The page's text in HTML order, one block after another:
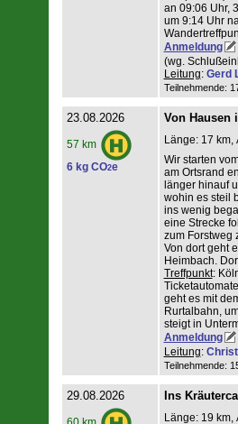
an 09:06 Uhr,
um 9:14 Uhr
Anmeldung
(wg.
Leitung: Gerd
Teilnehmende:
23.08.2026
57 km
6 kg CO2e
Von Hausen
Länge: 17 km,
Wir starten
am Ortsrand
länger hinauf
wohin es steil
ins wenig
eine Strecke
zum Forstweg
Von dort geht
Heimbach.
Treffpunkt:
geht es mit
Rurtalbahn,
steigt in
Anmeldung
Leitung:
Teilnehmende:
29.08.2026 Ins
Länge: 19 km,